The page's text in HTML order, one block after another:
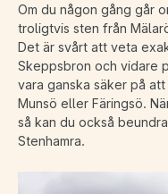
Om du någon gång går
troligtvis sten från
Det är svårt att veta
Skeppsbron och vidare
vara ganska säker på
Munsö eller Färingsö.
så kan du också
Stenhamra.